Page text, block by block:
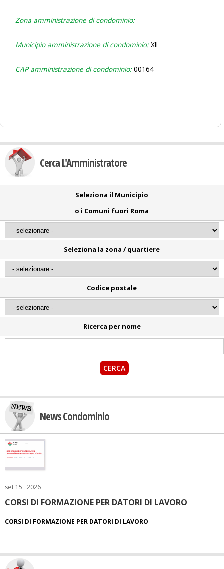
Zona amministrazione di condominio:
Municipio amministrazione di condominio:XII
CAP amministrazione di condominio:00164
Cerca L'Amministratore
Seleziona il Municipio
o i Comuni fuori Roma
Seleziona la zona / quartiere
Codice postale
Ricerca per nome
News Condominio
set 15 2026
CORSI DI FORMAZIONE PER DATORI DI LAVORO
CORSI DI FORMAZIONE PER DATORI DI LAVORO